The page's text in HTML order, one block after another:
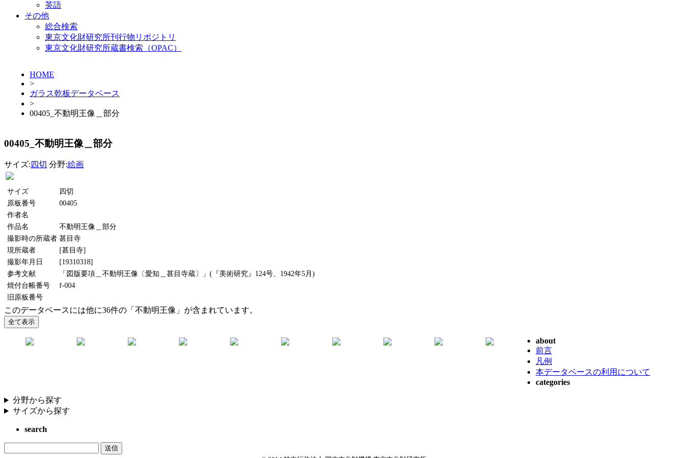
英語
その他
総合検索
東京文化財研究所刊行物リポジトリ
東京文化財研究所蔵書検索（OPAC）
HOME
>
ガラス乾板データベース
>
00405_不動明王像＿部分
00405_不動明王像＿部分
サイズ: 四切 分野:絵画
サイズ
四切
原板番号
00405
作者名
作品名
不動明王像＿部分
撮影時の所蔵者 甚目寺
現所蔵者
[甚目寺]
撮影年月日
[19310318]
参考文献
「図版要項＿不動明王像〔愛知＿甚目寺蔵〕」(『美術研究』124号、1942年5月)
焼付台帳番号
f-004
旧原板番号
このデータベースには他に36件の「不動明王像」が含まれています。
about
前言
凡例
本データベースの利用について
categories
分野から探す
サイズから探す
search